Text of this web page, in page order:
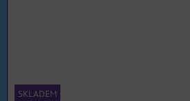
SKLADEM